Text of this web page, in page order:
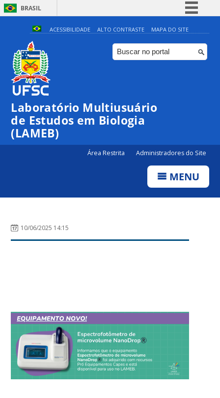
BRASIL
Simplifique!
Comunica BR
Participe
Canais
ACESSIBILIDADE ALTO CONTRASTE MAPA DO SITE
Laboratório Multiusuário
de Estudos em Biologia
(LAMEB)
Área Restrita Administradores do Site
MENU
10/06/2025 14:15